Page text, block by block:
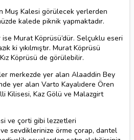
Muş Kalesi görülecek yerlerden
kalede piknik yapmaktadır.
Murat Köprüsü’dür. Selçuklu eseri
ki yıkılmıştır. Murat Köprüsü
Köprüsü de görülebilir.
merkezde yer alan Alaaddin Bey
yer alan Varto Kayalıdere Ören
Kilisesi, Kaz Gölü ve Malazgirt
ve çorti gibi lezzetleri
sevdiklerinize örme çorap, dantel